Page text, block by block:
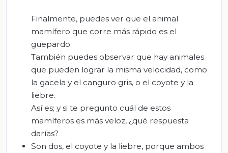
Finalmente, puedes ver que el animal
mamífero que corre más rápido es el
guepardo.
También puedes observar que hay animales
que pueden lograr la misma velocidad, como
la gacela y el canguro gris, o el coyote y la
liebre.
Así es; y si te pregunto cuál de estos
mamíferos es más veloz, ¿qué respuesta
darías?
Son dos, el coyote y la liebre, porque ambos